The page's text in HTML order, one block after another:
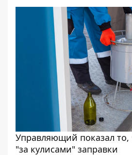
Управляющий показал то,
"за кулисами" заправки